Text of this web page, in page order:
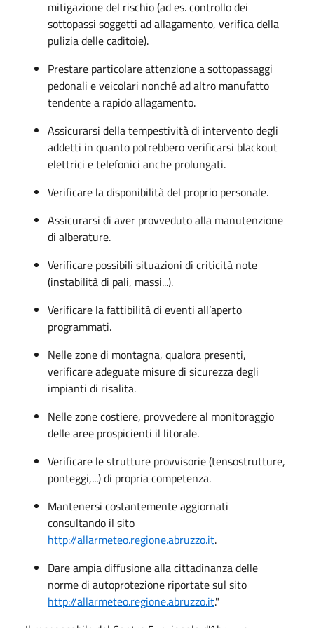
mitigazione del rischio (ad es. controllo dei
sottopassi soggetti ad allagamento, verifica della
pulizia delle caditoie).
Prestare particolare attenzione a sottopassaggi
pedonali e veicolari nonché ad altro manufatto
tendente a rapido allagamento.
Assicurarsi della tempestività di intervento degli
addetti in quanto potrebbero verificarsi blackout
elettrici e telefonici anche prolungati.
Verificare la disponibilità del proprio personale.
Assicurarsi di aver provveduto alla manutenzione
di alberature.
Verificare possibili situazioni di criticità note
(instabilità di pali, massi...).
Verificare la fattibilità di eventi all’aperto
programmati.
Nelle zone di montagna, qualora presenti,
verificare adeguate misure di sicurezza degli
impianti di risalita.
Nelle zone costiere, provvedere al monitoraggio
delle aree prospicienti il litorale.
Verificare le strutture provvisorie (tensostrutture,
ponteggi,...) di propria competenza.
Mantenersi costantemente aggiornati
consultando il sito
http://allarmeteo.regione.abruzzo.it.
Dare ampia diffusione alla cittadinanza delle
norme di autoprotezione riportate sul sito
http://allarmeteo.regione.abruzzo.it."